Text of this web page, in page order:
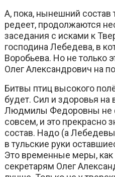
А, пока, нынешний состав
редеет, продолжаются
заседания с исками к
господина Лебедева, в
Воробьева. Но не только
Олег Александрович на
Битвы птиц высокого
будет. Сил и здоровья на
Людмилы Федоровны не
совсем, и это прекрасно
состав. Надо (а
в тульские руки
Это временные меры,
секретарям Олег